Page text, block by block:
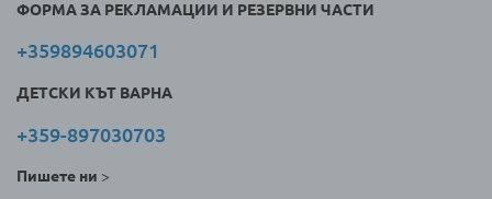
ФОРМА ЗА РЕКЛАМАЦИИ И РЕЗЕРВНИ ЧАСТИ
+359894603071
ДЕТСКИ КЪТ ВАРНА
+359-897030703
Пишете ни >